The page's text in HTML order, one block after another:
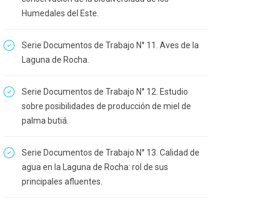
Humedales del Este.
Serie Documentos de Trabajo N° 11. Aves de la
Laguna de Rocha.
Serie Documentos de Trabajo N° 12. Estudio
sobre posibilidades de producción de miel de
palma butiá.
Serie Documentos de Trabajo N° 13. Calidad de
agua en la Laguna de Rocha: rol de sus
principales afluentes.